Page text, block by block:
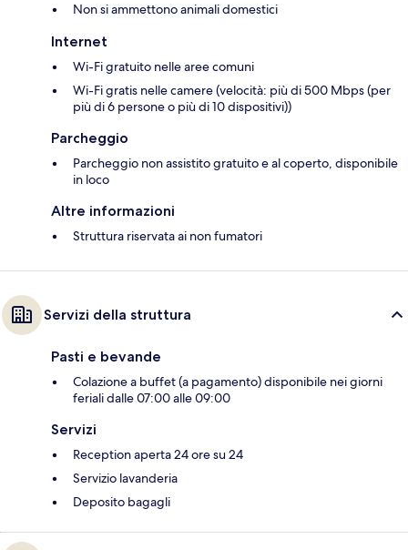
Non si ammettono animali domestici
Internet
Wi-Fi gratuito nelle aree comuni
Wi-Fi gratis nelle camere (velocità: più di 500 Mbps (per
più di 6 persone o più di 10 dispositivi))
Parcheggio
Parcheggio non assistito gratuito e al coperto, disponibile
in loco
Altre informazioni
Struttura riservata ai non fumatori
Servizi della struttura
Pasti e bevande
Colazione a buffet (a pagamento) disponibile nei giorni
feriali dalle 07:00 alle 09:00
Servizi
Reception aperta 24 ore su 24
Servizio lavanderia
Deposito bagagli